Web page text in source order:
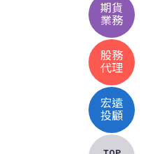
期貨
業務
股務
代理
宏遠
投顧